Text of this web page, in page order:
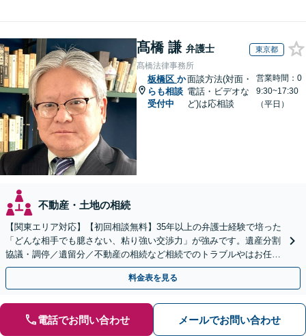
髙橋 謙 弁護士 東京都
髙橋法律事務所
板橋区 か
らも相談
受付中
面談方法(対面・
電話・ビデオな
ど)は応相談
営業時間：0
9:30~17:30
（平日）
不動産・土地の相続
【関東エリア対応】【初回相談無料】35年以上の弁護士経験で培った
「どんな相手でも臆さない、粘り強い交渉力」が強みです。遺産分割
協議・調停／遺留分／不動産の相続など相続でのトラブルやはお任せ
ください。遺言書や生前贈与など生前対策にも注力
料金表を見る
電話でお問い合わせ メールでお問い合わせ